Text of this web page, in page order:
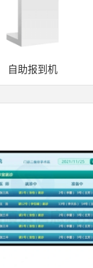
自助报到机